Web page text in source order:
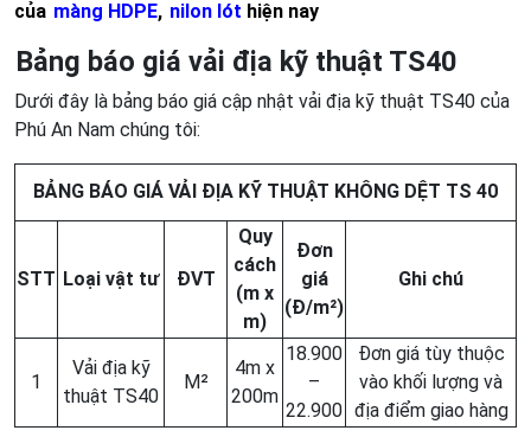
của màng HDPE, nilon lót hiện nay
Bảng báo giá vải địa kỹ thuật TS40
Dưới đây là bảng báo giá cập nhật vải địa kỹ thuật TS40 của
Phú An Nam chúng tôi:
BẢNG BÁO GIÁ VẢI ĐỊA KỸ THUẬT KHÔNG DỆT TS 40
STT Loại vật tư ĐVT
Quy
cách
(m x
m)
Đơn
giá
(Đ/m²)
Ghi chú
1
Vải địa kỹ
thuật TS40
M²
4m x
200m
18.900
–
22.900
Đơn giá tùy thuộc
vào khối lượng và
địa điểm giao hàng